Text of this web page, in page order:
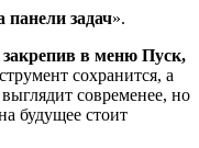
панели задач».
закрепив в меню Пуск,
сохранится, а
современее, но
будущее стоит